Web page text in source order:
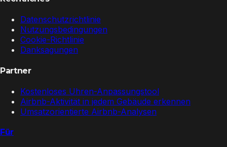
Datenschutzrichtlinie
Nutzungsbedingungen
Cookie-Richtlinie
Danksagungen
Partner
Kostenloses Uhren-Anpassungstool
Airbnb-Aktivität in jedem Gebäude erkennen
Umsatzorientierte Airbnb-Analysen
Für